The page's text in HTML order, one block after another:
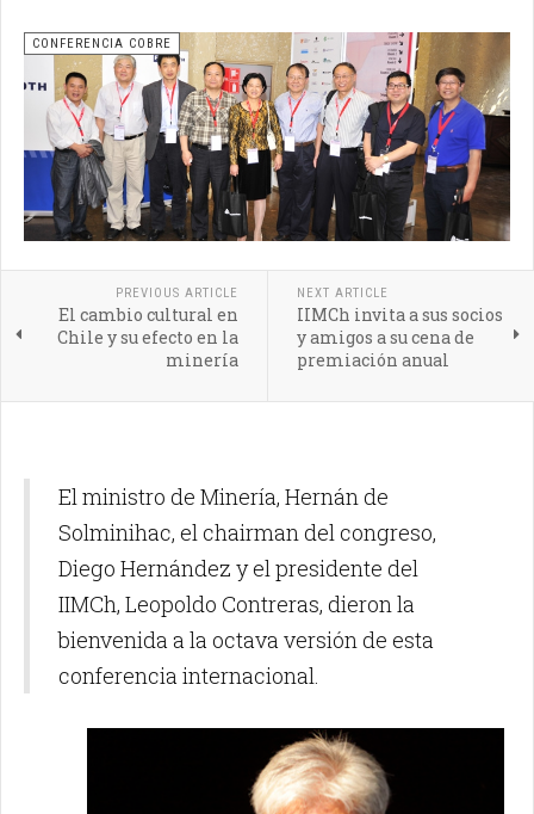
CONFERENCIA COBRE
PREVIOUS ARTICLE
El cambio cultural en
Chile y su efecto en la
minería
NEXT ARTICLE
IIMCh invita a sus socios
y amigos a su cena de
premiación anual
El ministro de Minería, Hernán de
Solminihac, el chairman del congreso,
Diego Hernández y el presidente del
IIMCh, Leopoldo Contreras, dieron la
bienvenida a la octava versión de esta
conferencia internacional.